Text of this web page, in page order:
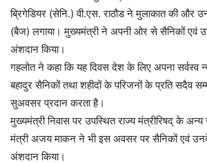
ब्रिगेडियर (सेनि.) वी.एस. राठौड ने मुलाकात की और
(बैज) लगाया। मुख्यमंत्री ने अपनी ओर से सैनिकों एवं
अंशदान किया।
गहलोत ने कहा कि यह दिवस देश के लिए अपना सर्वस्व
बहादुर सैनिकों तथा शहीदों के परिजनों के प्रति सदैव
सुअवसर प्रदान करता है।
मुख्यमंत्री निवास पर उपस्थित राज्य मंत्रीरिषद् के अन्य
मंत्री अजय माकन ने भी इस अवसर पर सैनिकों एवं
अंशदान किया।